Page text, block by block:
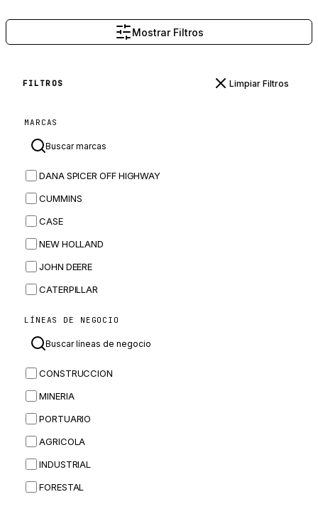
Mostrar Filtros
FILTROS Limpiar Filtros
MARCAS
DANA SPICER OFF HIGHWAY
CUMMINS
CASE
NEW HOLLAND
JOHN DEERE
CATERPILLAR
MASSEY FERGUSON
BOBCAT
JCB
KOMATSU
CORTECO
KUBOTA
MERLO
LÍNEAS DE NEGOCIO
CONSTRUCCION
MINERIA
PORTUARIO
AGRICOLA
INDUSTRIAL
FORESTAL